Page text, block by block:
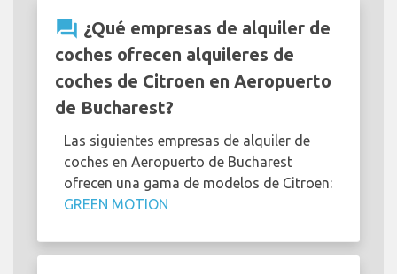
question_answer ¿Qué empresas de alquiler de
coches ofrecen alquileres de
coches de Citroen en Aeropuerto
de Bucharest?
Las siguientes empresas de alquiler de
coches en Aeropuerto de Bucharest
ofrecen una gama de modelos de Citroen:
GREEN MOTION